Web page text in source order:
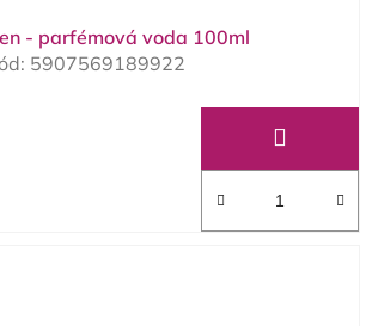
- parfémová voda 100ml
5907569189922